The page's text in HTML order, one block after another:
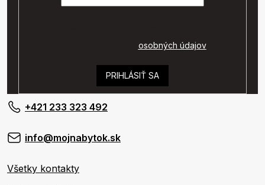
osobných údajov.
PRIHLÁSIŤ SA
+421 233 323 492
info@mojnabytok.sk
Všetky kontakty